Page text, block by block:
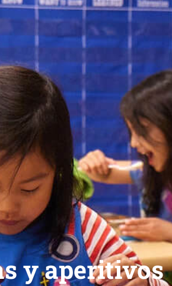
y aperitivos